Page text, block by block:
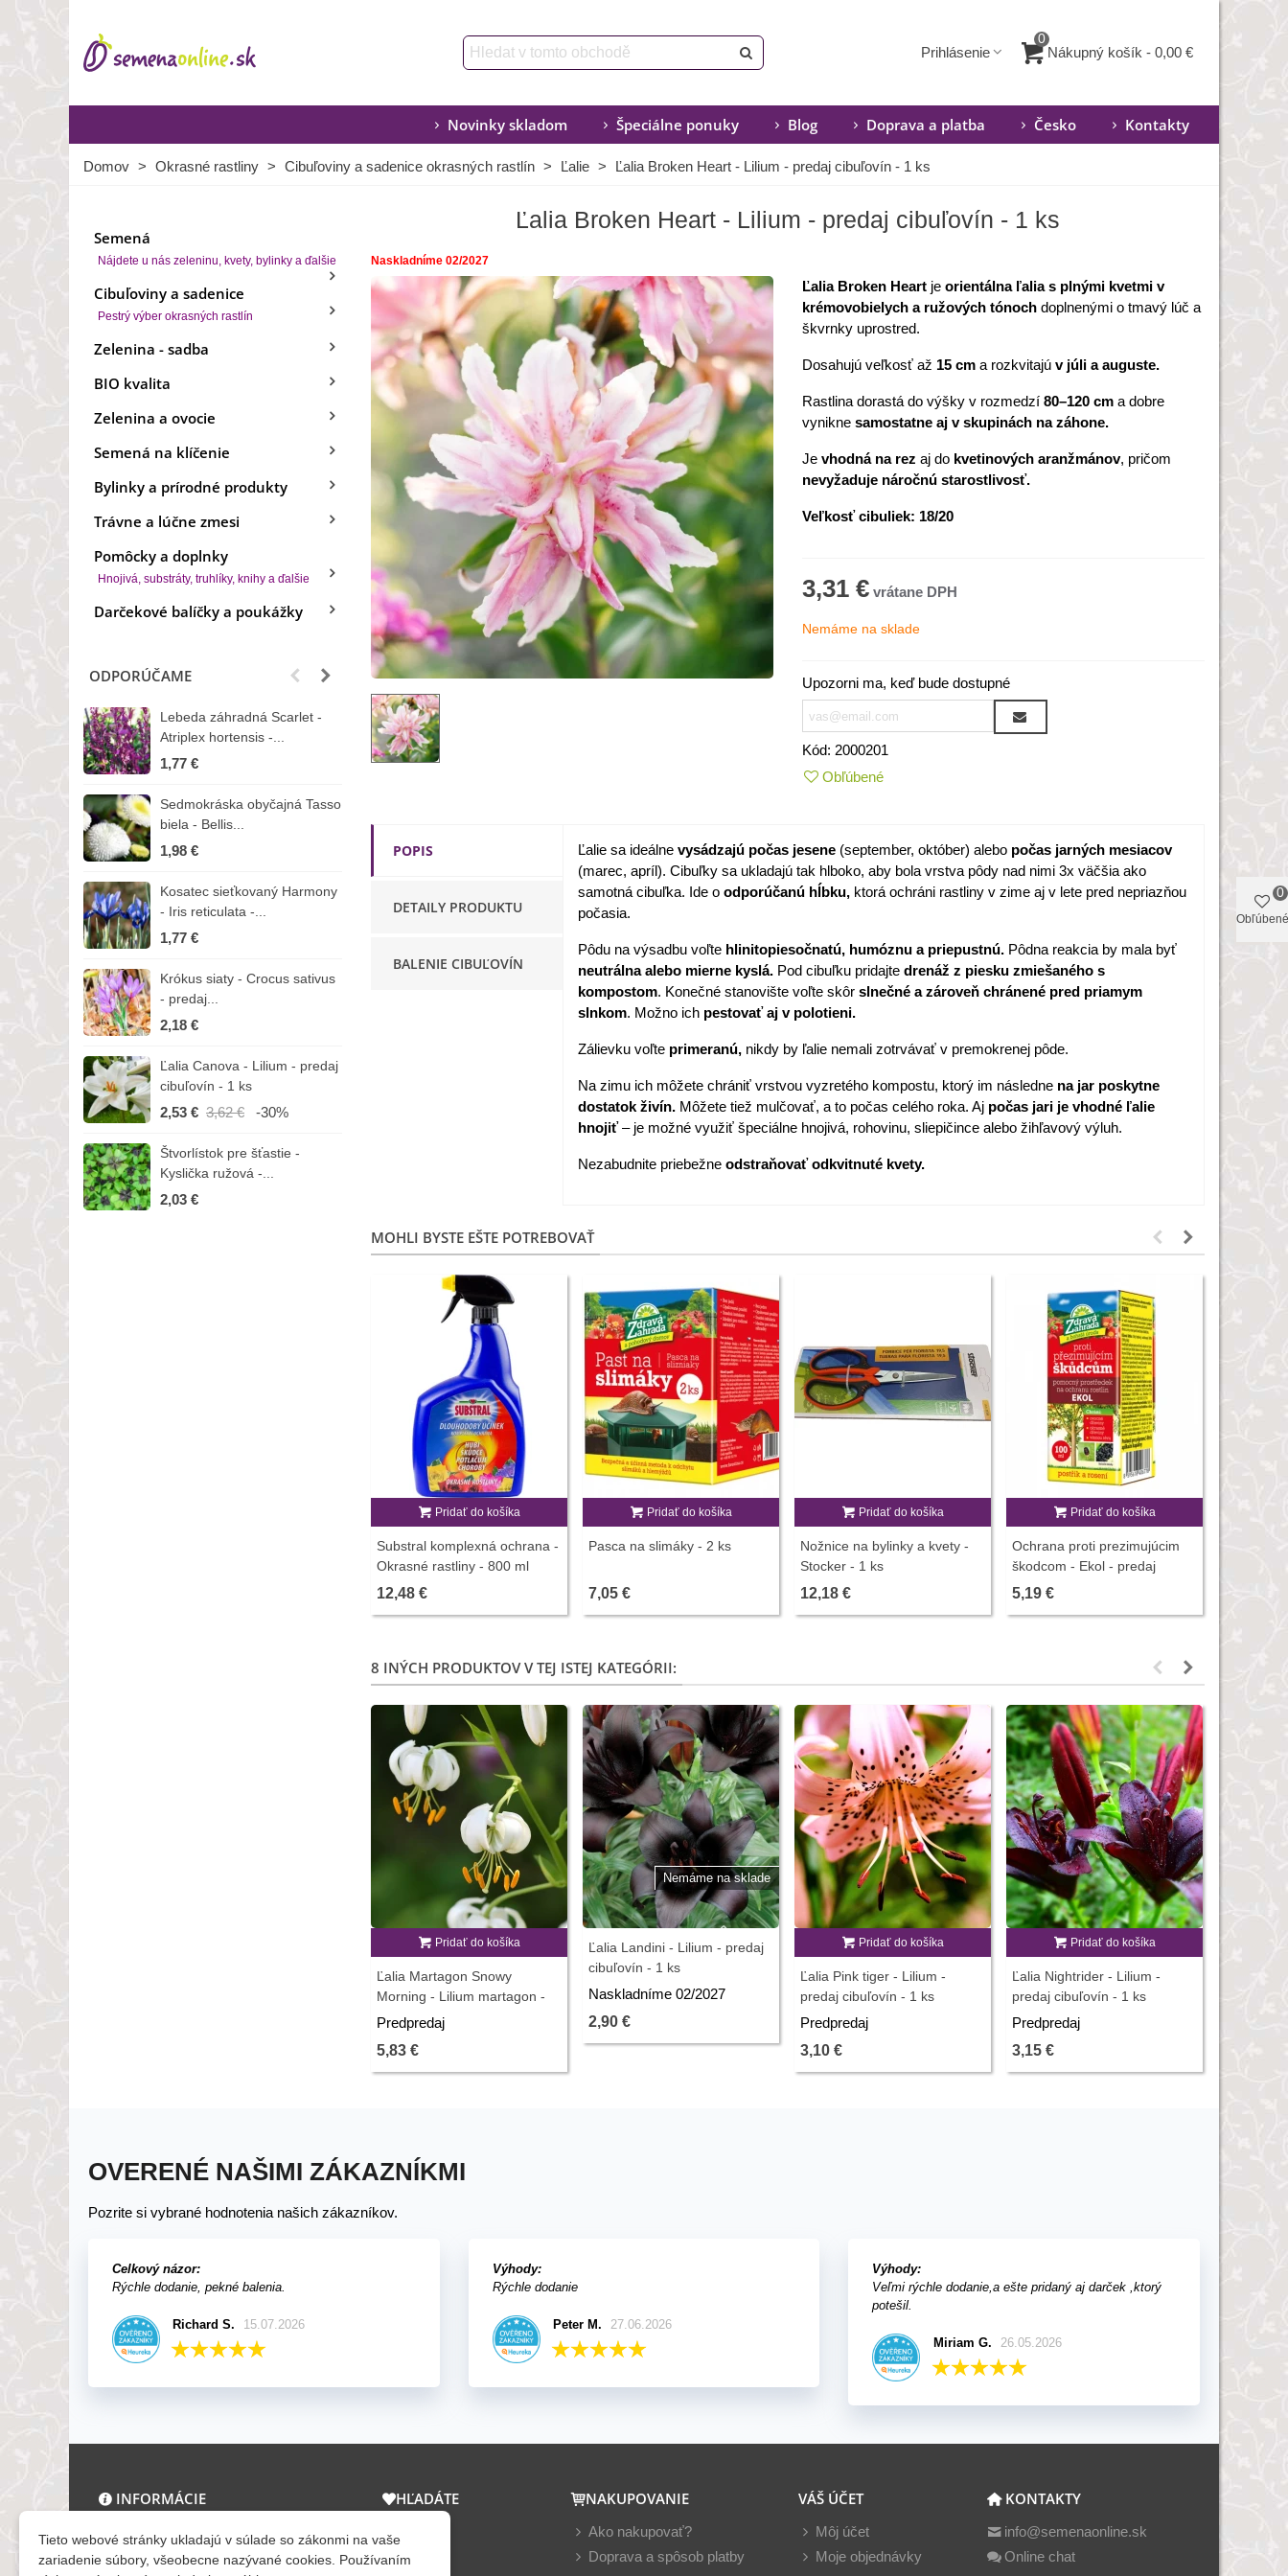
Prihlásenie
0
Nákupný košík - 0,00 €
Novinky skladom Špeciálne ponuky Blog Doprava a platba Česko Kontakty
Domov > Okrasné rastliny > Cibuľoviny a sadenice okrasných rastlín > Ľalie > Ľalia Broken Heart - Lilium - predaj cibuľovín - 1 ks
Semená
Nájdete u nás zeleninu, kvety, bylinky a ďalšie
Cibuľoviny a sadenice
Pestrý výber okrasných rastlín
Zelenina - sadba
BIO kvalita
Zelenina a ovocie
Semená na klíčenie
Bylinky a prírodné produkty
Trávne a lúčne zmesi
Pomôcky a doplnky
Hnojivá, substráty, truhlíky, knihy a ďalšie
Darčekové balíčky a poukážky
ODPORÚČAME
Lebeda záhradná Scarlet -
Atriplex hortensis -...
1,77 €
Sedmokráska obyčajná Tasso
biela - Bellis...
1,98 €
Kosatec sieťkovaný Harmony
- Iris reticulata -...
1,77 €
Krókus siaty - Crocus sativus
- predaj...
2,18 €
Ľalia Canova - Lilium - predaj
cibuľovín - 1 ks
2,53 € 3,62 € -30%
Štvorlístok pre šťastie -
Kyslička ružová -...
2,03 €
BIO Kaleráb Dyna - Brassica
oleracea var....
3,55 €
7,05 €
Kapucínka nízka - Alaska Mix
- Tropaeolum nanum...
Cichorium intybus - predaj...
Ľalia Broken Heart - Lilium - predaj cibuľovín - 1 ks
Naskladníme 02/2027
Ľalia Broken Heart je orientálna ľalia s plnými kvetmi v
krémovobielych a ružových tónoch doplnenými o tmavý lúč a
škvrnky uprostred.
Dosahujú veľkosť až 15 cm a rozkvitajú v júli a auguste.
Rastlina dorastá do výšky v rozmedzí 80–120 cm a dobre
vynikne samostatne aj v skupinách na záhone.
Je vhodná na rez aj do kvetinových aranžmánov, pričom
nevyžaduje náročnú starostlivosť.
Veľkosť cibuliek: 18/20
3,31 €
Nemáme na sklade
Upozorni ma, keď bude dostupné
Kód: 2000201
Obľúbené
POPIS
DETAILY PRODUKTU
BALENIE CIBUĽOVÍN
Ľalie sa ideálne vysádzajú počas jesene (september, október) alebo počas jarných mesiacov
(marec, apríl). Cibuľky sa ukladajú tak hlboko, aby bola vrstva pôdy nad nimi 3x väčšia ako
samotná cibuľka. Ide o odporúčanú hĺbku, ktorá ochráni rastliny v zime aj v lete pred nepriazňou
počasia.
Pôdu na výsadbu voľte hlinitopiesočnatú, humóznu a priepustnú. Pôdna reakcia by mala byť
neutrálna alebo mierne kyslá. Pod cibuľku pridajte drenáž z piesku zmiešaného s
kompostom. Konečné stanovište voľte skôr slnečné a zároveň chránené pred priamym
slnkom. Možno ich pestovať aj v polotieni.
Zálievku voľte primeranú, nikdy by ľalie nemali zotrvávať v premokrenej pôde.
Na zimu ich môžete chrániť vrstvou vyzretého kompostu, ktorý im následne na jar poskytne
dostatok živín. Môžete tiež mulčovať, a to počas celého roka. Aj počas jari je vhodné ľalie
hnojiť– je možné využiť špeciálne hnojivá, rohovinu, sliepičince alebo žihľavový výluh.
Nezabudnite priebežne odstraňovať odkvitnuté kvety.
MOHLI BYSTE EŠTE POTREBOVAŤ
Pridať do košíka
Substral komplexná ochrana -
Okrasné rastliny - 800 ml
12,48 €
Pridať do košíka
Pasca na slimáky - 2 ks
7,05 €
Pridať do košíka
Nožnice na bylinky a kvety -
Stocker - 1 ks
12,18 €
Pridať do košíka
Ochrana proti prezimujúcim
škodcom - Ekol - predaj
ochrany rastlín - 100 ml
5,19 € 3,00 €
8 INÝCH PRODUKTOV V TEJ ISTEJ KATEGÓRII:
Pridať do košíka
Ľalia Martagon Snowy
Morning - Lilium martagon -
predaj cibuľovín - 1 ks
Predpredaj
5,83 €
Nemáme na sklade
Ľalia Landini - Lilium - predaj
cibuľovín - 1 ks
Naskladníme 02/2027
2,90 €
Pridať do košíka
Ľalia Pink tiger - Lilium -
predaj cibuľovín - 1 ks
Predpredaj
3,10 €
Pridať do košíka
Ľalia Nightrider - Lilium -
predaj cibuľovín - 1 ks
Predpredaj
3,15 €
OVERENÉ NAŠIMI ZÁKAZNÍKMI
Pozrite si vybrané hodnotenia našich zákazníkov.
Celkový názor:
Rýchle dodanie, pekné balenia.
Richard S. 15.07.2026
Výhody:
Rýchle dodanie
Peter M. 27.06.2026
Výhody:
Veľmi rýchle dodanie,a ešte pridaný aj darček ,ktorý
potešil.
Miriam G. 26.05.2026
INFORMÁCIE
O nás a kontakt
Obchodné podmienky
HĽADÁTE
Novinky
NAKUPOVANIE
Ako nakupovať?
Doprava a spôsob platby
VÁŠ ÚČET
Môj účet
Moje objednávky
KONTAKTY
info@semenaonline.sk
Online chat
Obľúbené
0
Tieto webové stránky ukladajú v súlade so zákonmi na vaše
zariadenie súbory, všeobecne nazývané cookies. Používaním